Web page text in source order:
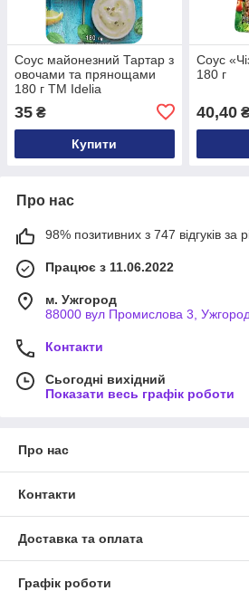
Соус майонезний Тартар з
овочами та прянощами
180 г ТМ Idelia
35 ₴
Купити
Соус
180 г
40,40
Про нас
98% позитивних з 747 відгуків за
Працює з 11.06.2022
м. Ужгород
88000 вул Промислова 3,
Контакти
Сьогодні вихідний
Показати весь графік роботи
Про нас
Контакти
Доставка та оплата
Графік роботи